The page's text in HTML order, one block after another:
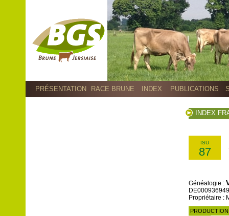
PRÉSENTATION RACE BRUNE INDEX PUBLICATIONS
INDEX
ISU
87
Généalogie :
Propriétaire :